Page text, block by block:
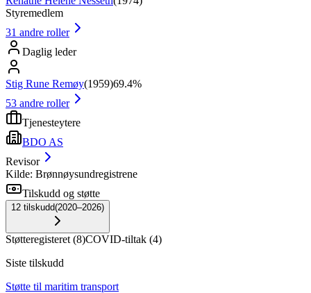
Styremedlem
31 andre roller
Daglig leder
Stig Rune Remøy(1959)69.4%
53 andre roller
Tjenesteytere
BDO AS
Revisor
Kilde: Brønnøysundregistrene
Tilskudd og støtte
12 tilskudd(2020–2026)
Støtteregisteret (8)COVID-tiltak (4)
Siste tilskudd
Støtte til maritim transport